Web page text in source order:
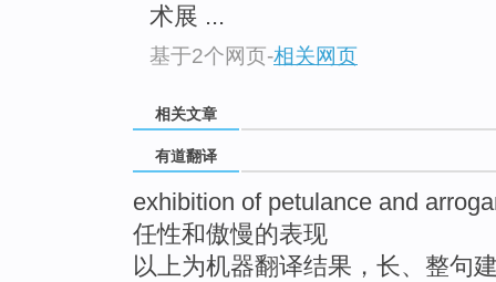
术展 ...
基于2个网页-相关网页
相关文章
有道翻译
exhibition of petulance and
任性和傲慢的表现
以上为机器翻译结果，长、整句